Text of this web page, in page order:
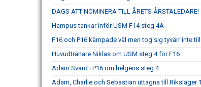
DAGS ATT NOMINERA TILL ÅRETS ÅRSTALEDARE!
Hampus tankar inför USM F14 steg 4A
F16 och P16 kämpade väl men tog sig tyvärr inte
Huvudtränare Niklas om USM steg 4 för F16
Adam Svärd i P16 om helgens steg 4
Adam, Charlie och Sebastian uttagna till